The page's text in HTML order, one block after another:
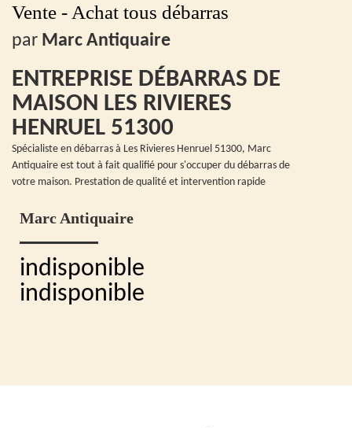
Vente - Achat tous débarras
par Marc Antiquaire
ENTREPRISE DÉBARRAS DE
MAISON LES RIVIERES
HENRUEL 51300
Spécialiste en débarras à Les Rivieres Henruel 51300, Marc
Antiquaire est tout à fait qualifié pour s'occuper du débarras de
votre maison. Prestation de qualité et intervention rapide
Marc Antiquaire
indisponible
indisponible